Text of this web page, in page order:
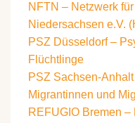
NFTN – Netzwerk
Niedersachsen e.V.
PSZ Düsseldorf –
Flüchtlinge
PSZ Sachsen-
Migrantinnen und
REFUGIO Bremen